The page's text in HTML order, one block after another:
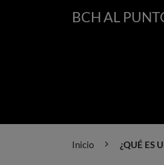
BCH AL
Inicio ¿QUÉ ES